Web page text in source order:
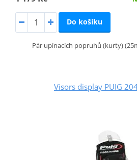
Do košíku
Pár upínacích popruhů (kurty)
Visors display PUIG